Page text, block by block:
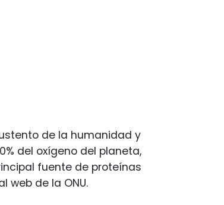
de la humanidad y
del oxígeno del planeta,
fuente de proteínas
web de la ONU.